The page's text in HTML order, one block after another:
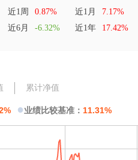
近1周 0.87% 近1月
7.17%
近6月
-6.32% 近1年 17.42%
累计净值
●业绩比较基准： 11.31%